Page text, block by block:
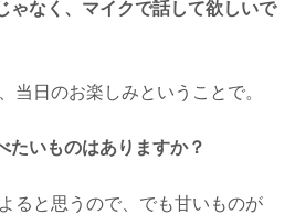
ゃなく、マイクで話して欲しいで
当日のお楽しみということで。
たいものはありますか？
ると思うので、でも甘いものが